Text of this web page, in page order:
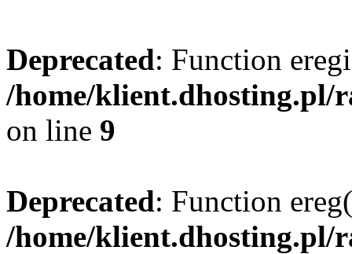
Deprecated: Function
/home/klient.dhosting.pl/
on line 9
Deprecated: Function
/home/klient.dhosting.pl/